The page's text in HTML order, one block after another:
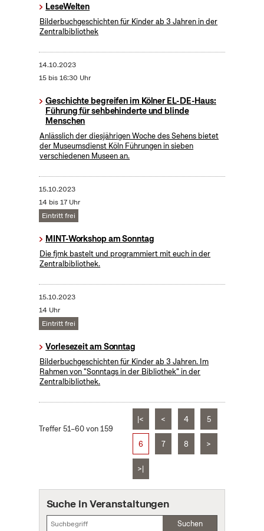
LeseWelten
Bilderbuchgeschichten für Kinder ab 3 Jahren in der
Zentralbibliothek
14.10.2023
15 bis 16:30 Uhr
Geschichte begreifen im Kölner EL-DE-Haus:
Führung für sehbehinderte und blinde
Menschen
Anlässlich der diesjährigen Woche des Sehens bietet
der Museumsdienst Köln Führungen in sieben
verschiedenen Museen an.
15.10.2023
14 bis 17 Uhr
Eintritt frei
MINT-Workshop am Sonntag
Die fjmk bastelt und programmiert mit euch in der
Zentralbibliothek.
15.10.2023
14 Uhr
Eintritt frei
Vorlesezeit am Sonntag
Bilderbuchgeschichten für Kinder ab 3 Jahren. Im
Rahmen von "Sonntags in der Bibliothek" in der
Zentralbibliothek.
Treffer 51–60 von 159
|< < 4 5
6 7 8 >
>|
Suche in Veranstaltungen
Suchen